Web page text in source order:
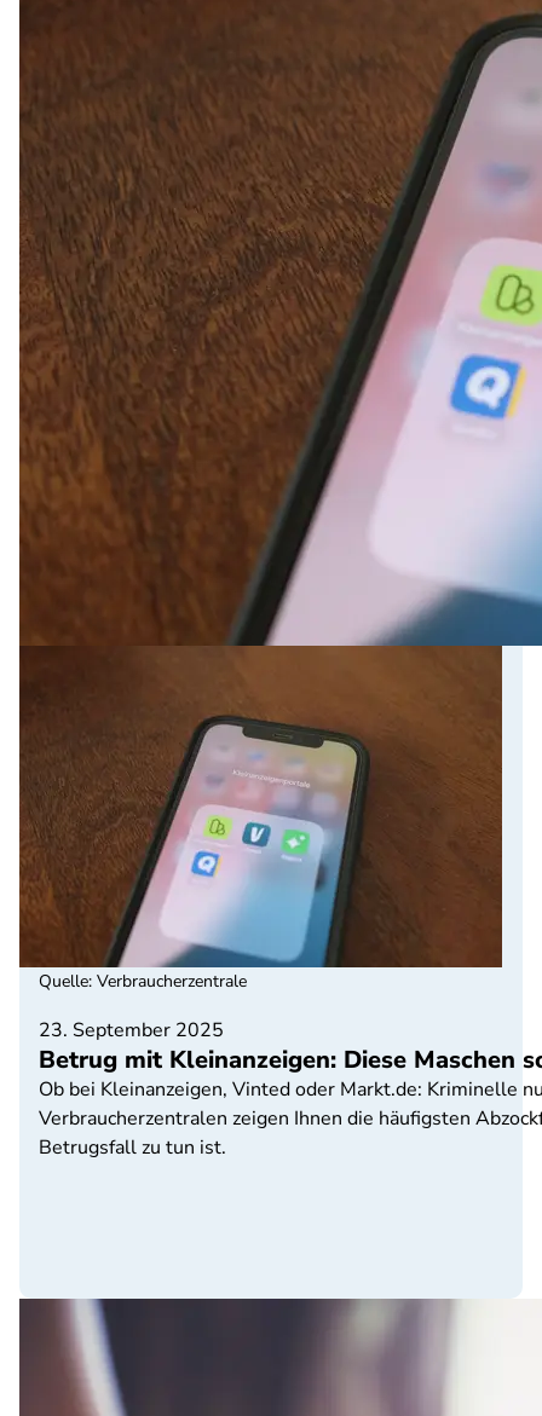
23. September 2025
Betrug mit Kleinanzeigen: Diese Maschen
Ob bei Kleinanzeigen, Vinted oder Markt.de: Kriminelle
Verbraucherzentralen zeigen Ihnen die häufigsten
Betrugsfall zu tun ist.
Quelle: Verbraucherzentrale